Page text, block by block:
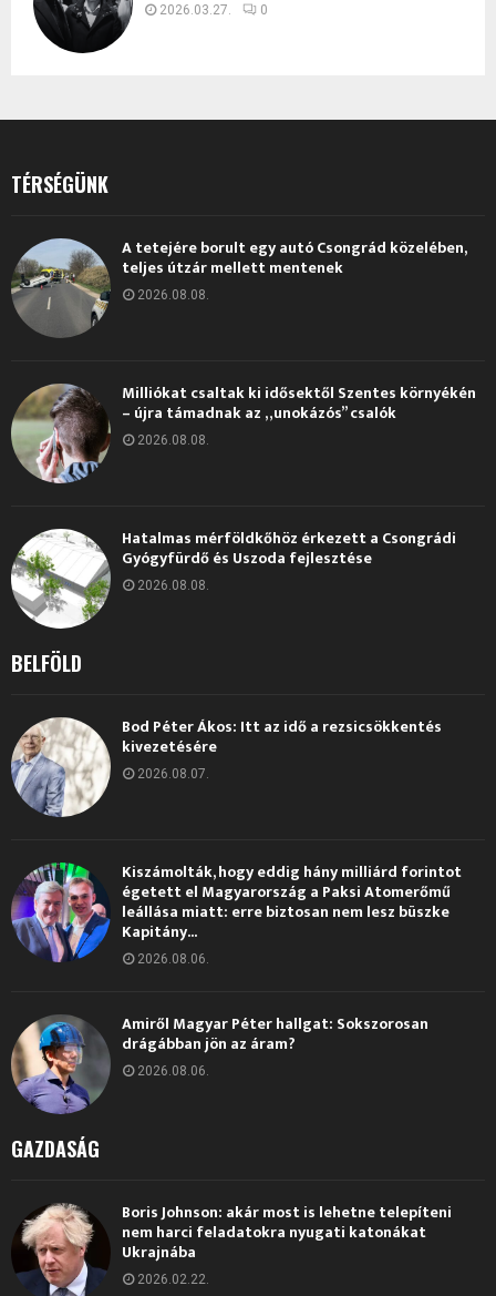
2026.03.27. 0
TÉRSÉGÜNK
A tetejére borult egy autó Csongrád közelében,
teljes útzár mellett mentenek
2026.08.08.
Milliókat csaltak ki idősektől Szentes környékén
– újra támadnak az „unokázós” csalók
2026.08.08.
Hatalmas mérföldkőhöz érkezett a Csongrádi
Gyógyfürdő és Uszoda fejlesztése
2026.08.08.
BELFÖLD
Bod Péter Ákos: Itt az idő a rezsicsökkentés
kivezetésére
2026.08.07.
Kiszámolták, hogy eddig hány milliárd forintot
égetett el Magyarország a Paksi Atomerőmű
leállása miatt: erre biztosan nem lesz büszke
Kapitány...
2026.08.06.
Amiről Magyar Péter hallgat: Sokszorosan
drágábban jön az áram?
2026.08.06.
GAZDASÁG
Boris Johnson: akár most is lehetne telepíteni
nem harci feladatokra nyugati katonákat
Ukrajnába
2026.02.22.